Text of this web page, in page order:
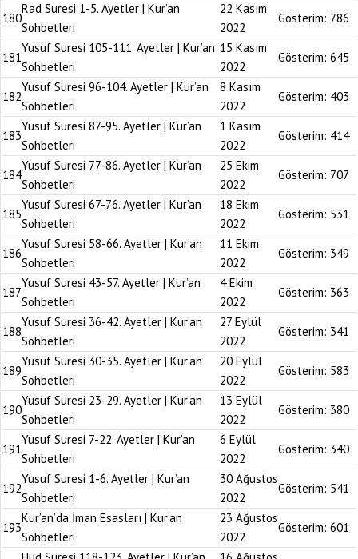
180
Rad Suresi 1-5. Ayetler | Kur’an
Sohbetleri
22 Kasım
2022
Gösterim: 786
181
Yusuf Suresi 105-111. Ayetler | Kur’an
Sohbetleri
15 Kasım
2022
Gösterim: 645
182
Yusuf Suresi 96-104. Ayetler | Kur’an
Sohbetleri
8 Kasım
2022
Gösterim: 403
183
Yusuf Suresi 87-95. Ayetler | Kur’an
Sohbetleri
1 Kasım
2022
Gösterim: 414
184
Yusuf Suresi 77-86. Ayetler | Kur’an
Sohbetleri
25 Ekim
2022
Gösterim: 707
185
Yusuf Suresi 67-76. Ayetler | Kur’an
Sohbetleri
18 Ekim
2022
Gösterim: 531
186
Yusuf Suresi 58-66. Ayetler | Kur’an
Sohbetleri
11 Ekim
2022
Gösterim: 349
187
Yusuf Suresi 43-57. Ayetler | Kur’an
Sohbetleri
4 Ekim
2022
Gösterim: 363
188
Yusuf Suresi 36-42. Ayetler | Kur’an
Sohbetleri
27 Eylül
2022
Gösterim: 341
189
Yusuf Suresi 30-35. Ayetler | Kur’an
Sohbetleri
20 Eylül
2022
Gösterim: 583
190
Yusuf Suresi 23-29. Ayetler | Kur’an
Sohbetleri
13 Eylül
2022
Gösterim: 380
191
Yusuf Suresi 7-22. Ayetler | Kur’an
Sohbetleri
6 Eylül
2022
Gösterim: 340
192
Yusuf Suresi 1-6. Ayetler | Kur’an
Sohbetleri
30 Ağustos
2022
Gösterim: 541
193
Kur’an’da İman Esasları | Kur’an
Sohbetleri
23 Ağustos
2022
Gösterim: 601